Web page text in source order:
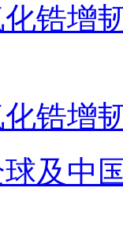
化锆增
化锆增
球及中